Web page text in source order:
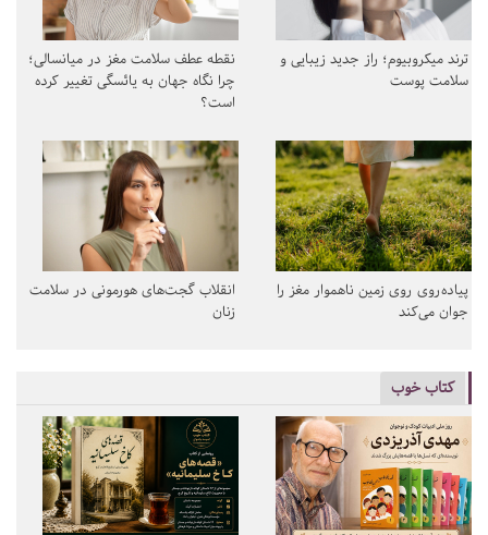
ترند میکروبیوم؛ راز جدید زیبایی و
سلامت پوست
نقطه عطف سلامت مغز در میانسالی؛
چرا نگاه جهان به یائسگی تغییر کرده
است؟
پیاده‌روی روی زمین ناهموار مغز را
جوان می‌کند
انقلاب گجت‌های هورمونی در سلامت
زنان
کتاب خوب